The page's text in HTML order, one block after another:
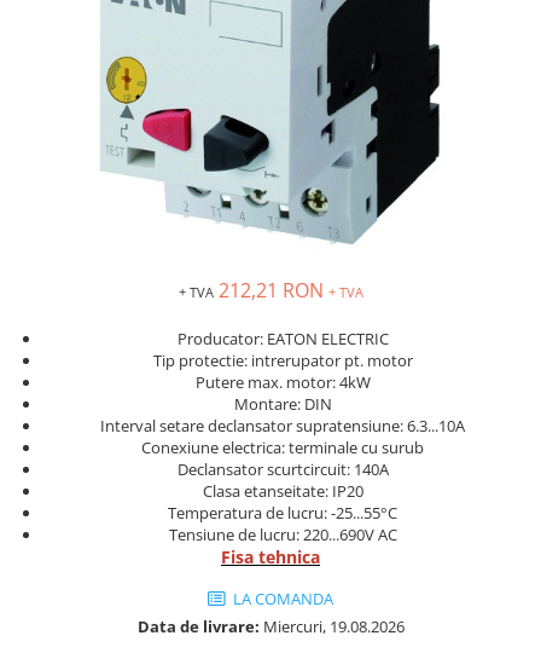
Router si switch-uri industriale
Afisoare digitale
Senzori fotoelectrici
Senzori inductivi
Senzori magnetici-rezistivi
Senzori ultrasonici
Contactoare
Butoane si accesorii
Relee termice
Cam Switches
Cleme sir
Accesorii cleme
Cleme 10mm
Cleme 2.5mm
Intrerupator general
+ TVA 212,21 RON + TVA
Producator: EATON ELECTRIC
Tip protectie: intrerupator pt. motor
Putere max. motor: 4kW
Montare: DIN
Interval setare declansator supratensiune: 6.3...10A
Conexiune electrica: terminale cu surub
Declansator scurtcircuit: 140A
Clasa etanseitate: IP20
Temperatura de lucru: -25...55°C
Tensiune de lucru: 220...690V AC
Fisa tehnica
LA COMANDA
Data de livrare: Miercuri, 19.08.2026